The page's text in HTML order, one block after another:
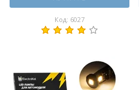
Код: 6027